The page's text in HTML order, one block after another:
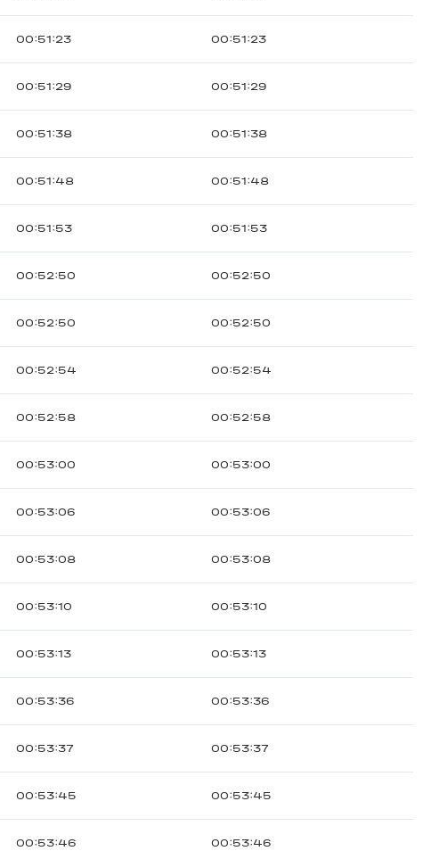
00:51:23 00:51:23
00:51:29 00:51:29
00:51:38 00:51:38
00:51:48 00:51:48
00:51:53 00:51:53
00:52:50 00:52:50
00:52:50 00:52:50
00:52:54 00:52:54
00:52:58 00:52:58
00:53:00 00:53:00
00:53:06 00:53:06
00:53:08 00:53:08
00:53:10 00:53:10
00:53:13 00:53:13
00:53:36 00:53:36
00:53:37 00:53:37
00:53:45 00:53:45
00:53:46 00:53:46